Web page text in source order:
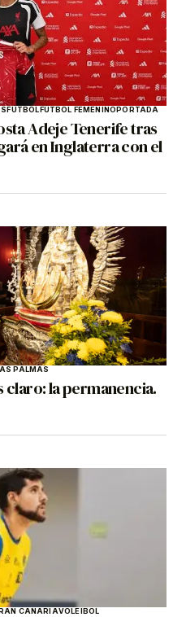
FÚTBOLFÚTBOL FEMENINOPORTADA
Adeje Tenerife tras
en Inglaterra con el
PALMAS
claro: la permanencia.
CANARIAVOLEIBOL